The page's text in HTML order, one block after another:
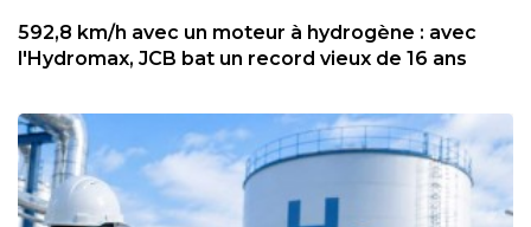
592,8 km/h avec un moteur à hydrogène : avec
l'Hydromax, JCB bat un record vieux de 16 ans